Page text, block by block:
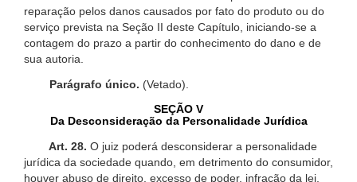
reparação pelos danos causados por fato do produto ou do
serviço prevista na Seção II deste Capítulo, iniciando-se a
contagem do prazo a partir do conhecimento do dano e de
sua autoria.
Parágrafo único. (Vetado).
SEÇÃO V
Da Desconsideração da Personalidade Jurídica
Art. 28. O juiz poderá desconsiderar a personalidade
jurídica da sociedade quando, em detrimento do consumidor,
houver abuso de direito, excesso de poder, infração da lei,